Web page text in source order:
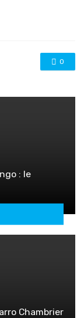
0
: le
Chambrier